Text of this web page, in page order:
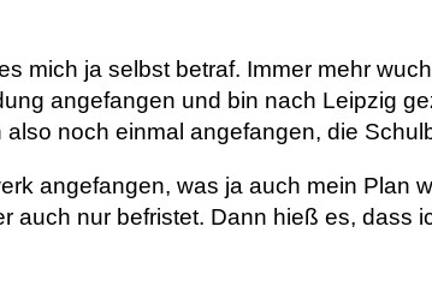
mich ja selbst betraf. Immer mehr
angefangen und bin nach Leipzig
noch einmal angefangen, die
angefangen, was ja auch mein Plan
auch nur befristet. Dann hieß es, dass